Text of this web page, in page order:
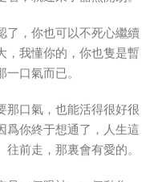
了，你也可以不死心繼續
，我懂你的，你也隻是暫
口氣而已。
那口氣，也能活得很好很
爲你終于想通了，人生這
往前走，那裏會有愛的。